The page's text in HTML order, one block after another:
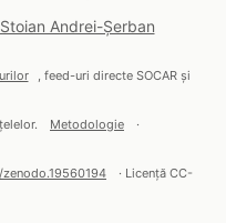
Stoian Andrei-Șerban
, feed-uri directe SOCAR și
Metodologie ·
zenodo.19560194 · Licență CC-